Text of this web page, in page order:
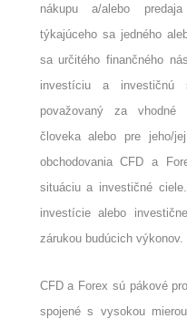
nákupu a/alebo
týkajúceho sa jedného
sa určitého finančného
investíciu a
považovaný za vhodné
človeka alebo pre jeho/
obchodovania CFD a
situáciu a investičné
investície alebo
zárukou budúcich výkonov.
CFD a Forex sú pákové
spojené s vysokou